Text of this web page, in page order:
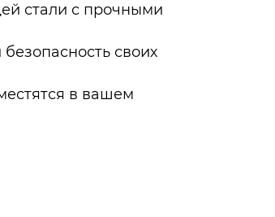
стали с прочными
своих
в вашем